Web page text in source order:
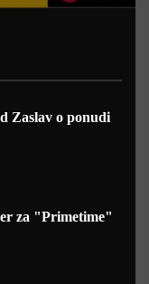
Zaslav o ponudi
za "Primetime"